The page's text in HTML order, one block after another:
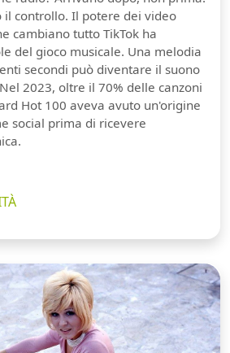
il controllo. Il potere dei video
cambiano tutto TikTok ha
del gioco musicale. Una melodia
secondi può diventare il suono
2023, oltre il 70% delle canzoni
Hot 100 aveva avuto un'origine
social prima di ricevere